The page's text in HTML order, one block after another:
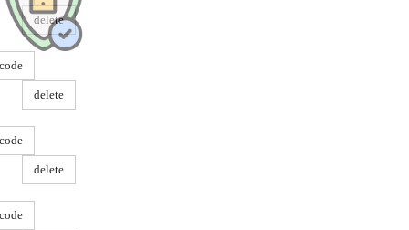
delete
code
delete
code
delete
code